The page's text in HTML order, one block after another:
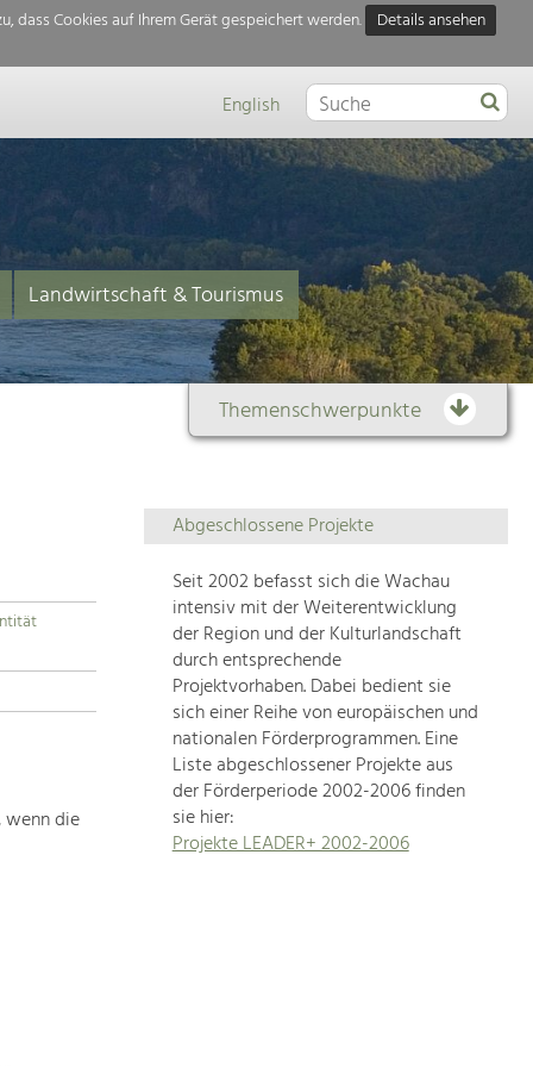
dass Cookies auf Ihrem Gerät gespeichert werden.
Details ansehen
English
Landwirtschaft & Tourismus
Themenschwerpunkte
Themenübersicht
Die
Regionalentwicklung
in
unserer
Region
ist
sehr
vielfältig.
Deshalb
geben
wir
hier
wenn die
Abgeschlossene Projekte
Seit 2002 befasst sich die Wachau
intensiv mit der Weiterentwicklung
der Region und der Kulturlandschaft
durch entsprechende
Projektvorhaben. Dabei bedient sie
sich einer Reihe von europäischen und
nationalen Förderprogrammen. Eine
Liste abgeschlossener Projekte aus
der Förderperiode 2002-2006 finden
sie hier:
Projekte LEADER+ 2002-2006